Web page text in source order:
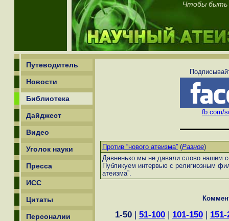
Чтобы быть
Путеводитель
Новости
Библиотека
Дайджест
Видео
Уголок науки
Пресса
ИСС
Цитаты
Персоналии
fb.com/
Против “нового атеизма” (Разное)
Давненько мы не давали слово нашим
Публикуем интервью с религиозным
атеизма”.
1-50| 51-100| 101-150| 151-